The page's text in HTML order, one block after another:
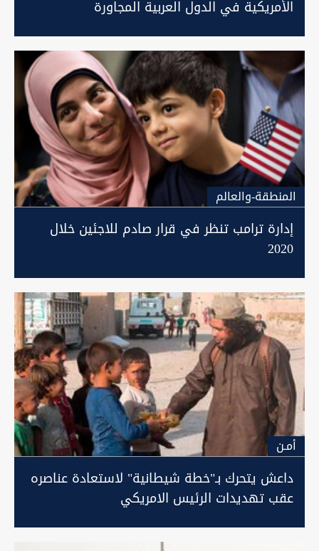
الأمريكية في الدول العربية المجاورة
المنطقة-والعالم
إدارة ترامب تنظر في قرار صادم للاجئين خلال
2020
أمـن
داعش يتحرك بـ"خطة شيطانية" لاستعادة عناصره
عقب تهديدات الرئيس الامريكي